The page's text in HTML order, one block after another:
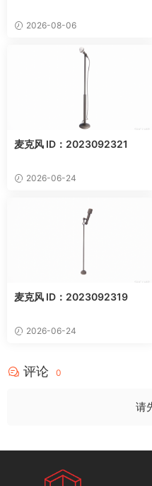
2026-08-06
麦克风 ID：2023092321
2026-06-24
麦克风 ID：2023092319
2026-06-24
评论 0
请